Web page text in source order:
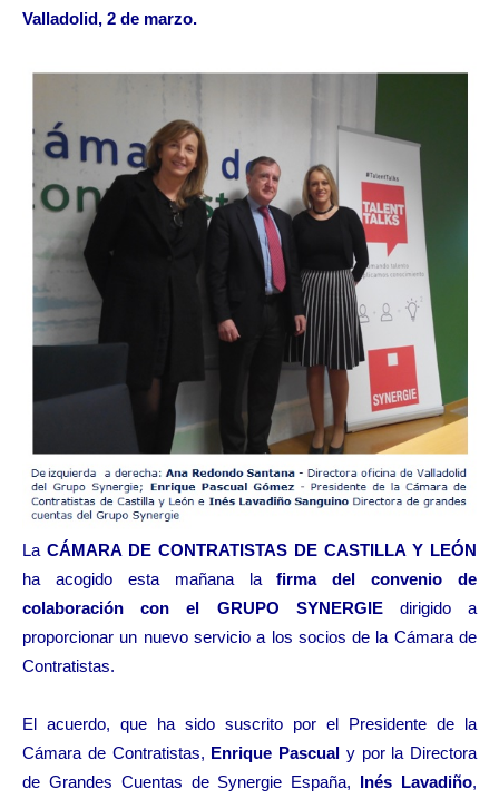
Valladolid, 2 de marzo.
La CÁMARA DE CONTRATISTAS DE CASTILLA Y LEÓN
ha acogido esta mañana lafirma del convenio de
colaboración con el GRUPO SYNERGIEdirigido a
proporcionar un nuevo servicio a los socios de la Cámara de
Contratistas.
El acuerdo, que ha sido suscrito por el Presidente de la
Cámara de Contratistas, Enrique Pascual y por la Directora
de Grandes Cuentas de Synergie España, Inés Lavadiño,